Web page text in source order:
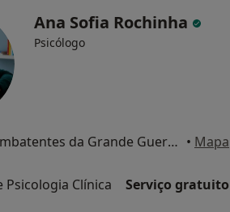
Ana Sofia Rochinha
Psicólogo
Rua dos Combatentes da Grande Guerra 81, Aveiro • Mapa
Psicologia Clínica Serviço gratuito